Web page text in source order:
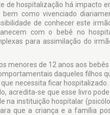
de hospitalização há impacto
como vivenciado
de conhecer este
com o bebê no
para assimilação do
menores de 12 anos aos
daqueles filhos
necessita ficar hospitalizado.
acredita-se que esse livro
na instituição hospitalar
que a criança e a família